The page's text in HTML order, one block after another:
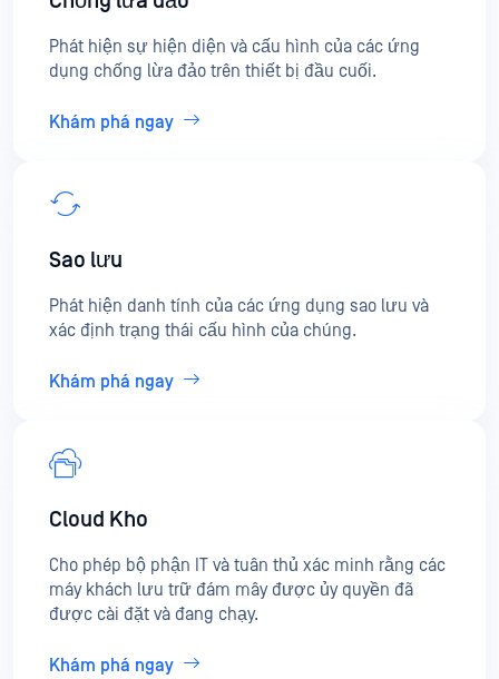
Phát hiện sự hiện diện và cấu hình của các ứng
dụng chống lừa đảo trên thiết bị đầu cuối.
Khám phá ngay
Sao lưu
Phát hiện danh tính của các ứng dụng sao lưu và
xác định trạng thái cấu hình của chúng.
Khám phá ngay
Cloud Kho
Cho phép bộ phận IT và tuân thủ xác minh rằng các
máy khách lưu trữ đám mây được ủy quyền đã
được cài đặt và đang chạy.
Khám phá ngay